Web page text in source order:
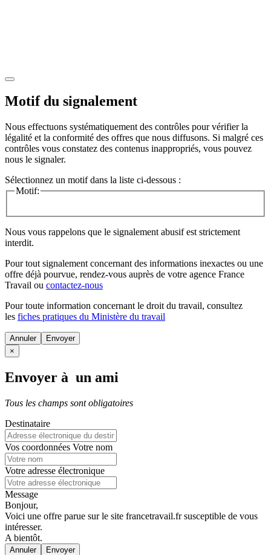
Motif du signalement
Nous effectuons systématiquement des contrôles pour vérifier la
légalité et la conformité des offres que nous diffusons. Si malgré ces
contrôles vous constatez des contenus inappropriés, vous pouvez
nous le signaler.
Sélectionnez un motif dans la liste ci-dessous :
Motif:
Nous vous rappelons que le signalement abusif est strictement
interdit.
Pour tout signalement concernant des informations inexactes ou une
offre déjà pourvue, rendez-vous auprès de votre agence France
Travail ou contactez-nous
Pour toute information concernant le droit du travail, consultez
les fiches pratiques du Ministère du travail
Annuler
×
Envoyer à un ami
Tous les champs sont obligatoires
Destinataire
Vos coordonnées Votre nom
Votre adresse électronique
Message
Bonjour,
Voici une offre parue sur le site francetravail.fr susceptible de vous
intéresser.
A bientôt.
Annuler